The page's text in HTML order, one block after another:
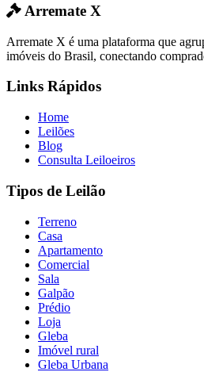
Arremate X
Arremate X é uma plataforma que
imóveis do Brasil, conectando
Links Rápidos
Home
Leilões
Blog
Consulta Leiloeiros
Tipos de Leilão
Terreno
Casa
Apartamento
Comercial
Sala
Galpão
Prédio
Loja
Gleba
Imóvel rural
Gleba Urbana